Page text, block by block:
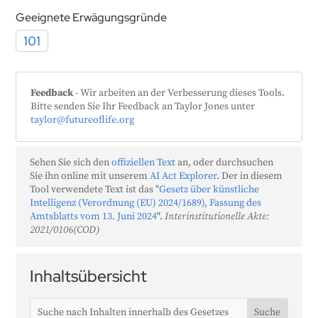
Inhaltsübersicht
Geeignete Erwägungsgründe
101
Feedback- Wir arbeiten an der Verbesserung dieses Tools.
Bitte senden Sie Ihr Feedback an Taylor Jones unter
taylor@futureoflife.org
Sehen Sie sich denoffiziellen Textan, oder durchsuchen
Sie ihn online mit unseremAI Act Explorer. Der in diesem
Tool verwendete Text ist das "Gesetz über künstliche
Intelligenz (Verordnung (EU) 2024/1689), Fassung des
Amtsblatts vom 13. Juni 2024".Interinstitutionelle Akte:
2021/0106(COD)